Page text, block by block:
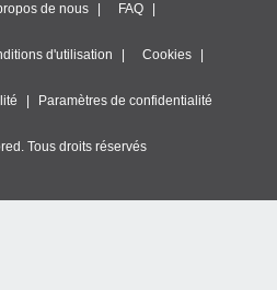
de nous FAQ
d'utilisation Cookies
Paramètres de confidentialité
Tous droits réservés